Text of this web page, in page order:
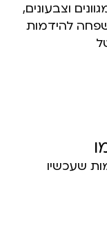
וצבעונים,
להידמות
שעכשיו